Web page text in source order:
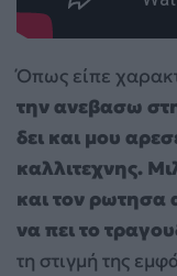
Όπως είπε
την ανεβασω
δει και μου
καλλιτεχνης.
και τον ρωτησα
να πει το
τη στιγμή της